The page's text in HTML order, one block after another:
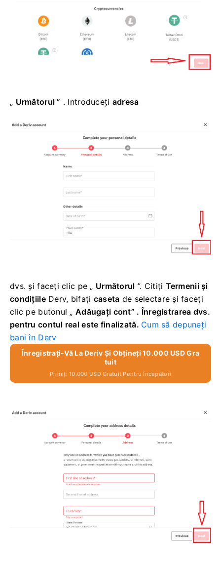
„ Următorul” . Introduceți adresa
dvs. și faceți clic pe „ Următorul ”. Citiți Termenii și
condițiileDerv, bifați caseta de selectare și faceți
clic pe butonul „Adăugați cont” .Înregistrarea dvs.
pentru contul real este finalizată. Cum să depuneți
bani în Derv
Înregistrați-Vă La Deriv Și Obțineți 10.000 USD Gra
Tuit
Primiți 10.000 USD Gratuit Pentru Începători